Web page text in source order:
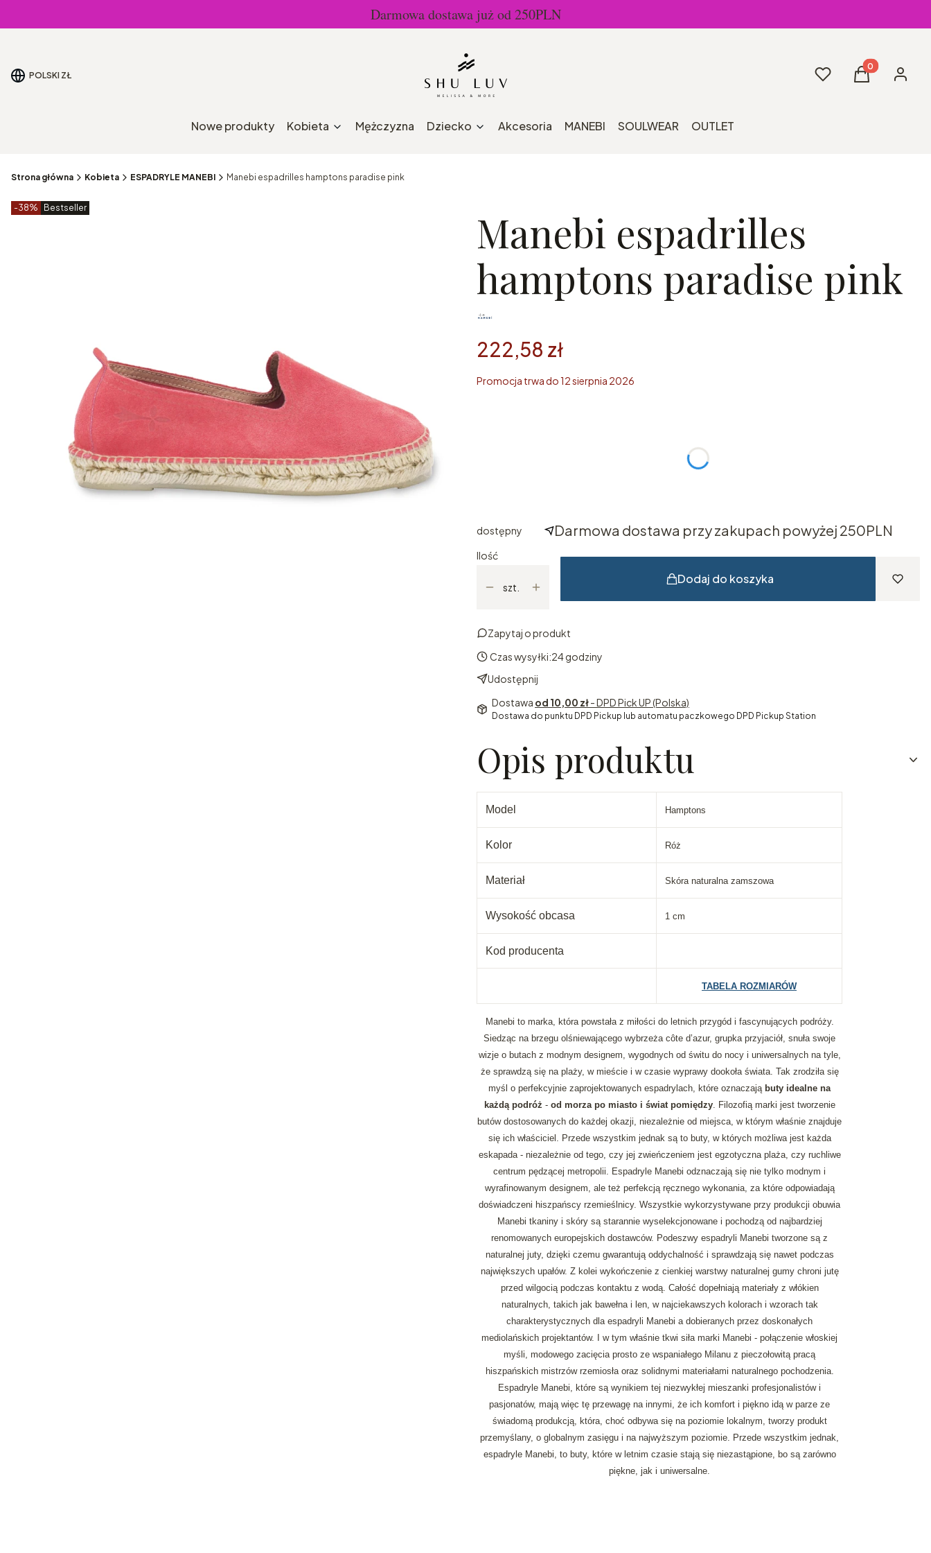
Darmowa dostawa już od 250PLN
POLSKI ZŁ UlubioneProdukty w
Koszyk
Nowe produkty Kobieta Mężczyzna Dziecko Akcesoria MANEBI SOULWEAR OUTLET
Strona główna Kobieta ESPADRYLE MANEBI Manebi espadrilles hamptons paradise pink
Etykiety produktu
-38% zniżki
Bestseller
Manebi espadrilles
hamptons paradise pink
222,58 zł
Promocja trwa do 12 sierpnia 2026
dostępny Darmowa dostawa przy zakupach powyżej 250PLN
Ilość
szt.
Dodaj do koszyka
Zapytaj o produkt
Czas wysyłki:24 godziny
Udostępnij
Dostawa od 10,00 zł- DPD Pick UP (Polska)
Dostawa do punktu DPD Pickup lub automatu paczkowego DPD Pickup Station
Opis produktu
Model Hamptons
Kolor Róż
Materiał Skóra naturalna zamszowa
Wysokość obcasa 1 cm
Kod producenta
TABELA ROZMIARÓW
Manebi to marka, która powstała z miłości do letnich przygód i fascynujących podróży.
Siedząc na brzegu olśniewającego wybrzeża côte d’azur, grupka przyjaciół, snuła swoje
wizje o butach z modnym designem, wygodnych od świtu do nocy i uniwersalnych na tyle,
że sprawdzą się na plaży, w mieście i w czasie wyprawy dookoła świata. Tak zrodziła się
myśl o perfekcyjnie zaprojektowanych espadrylach, które oznaczają buty idealne na
każdą podróż - od morza po miasto i świat pomiędzy. Filozofią marki jest tworzenie
butów dostosowanych do każdej okazji, niezależnie od miejsca, w którym właśnie znajduje
się ich właściciel. Przede wszystkim jednak są to buty, w których możliwa jest każda
eskapada - niezależnie od tego, czy jej zwieńczeniem jest egzotyczna plaża, czy ruchliwe
centrum pędzącej metropolii. Espadryle Manebi odznaczają się nie tylko modnym i
wyrafinowanym designem, ale też perfekcją ręcznego wykonania, za które odpowiadają
doświadczeni hiszpańscy rzemieślnicy. Wszystkie wykorzystywane przy produkcji obuwia
Manebi tkaniny i skóry są starannie wyselekcjonowane i pochodzą od najbardziej
renomowanych europejskich dostawców. Podeszwy espadryli Manebi tworzone są z
naturalnej juty, dzięki czemu gwarantują oddychalność i sprawdzają się nawet podczas
największych upałów. Z kolei wykończenie z cienkiej warstwy naturalnej gumy chroni jutę
przed wilgocią podczas kontaktu z wodą. Całość dopełniają materiały z włókien
naturalnych, takich jak bawełna i len, w najciekawszych kolorach i wzorach tak
charakterystycznych dla espadryli Manebi a dobieranych przez doskonałych
mediolańskich projektantów. I w tym właśnie tkwi siła marki Manebi - połączenie włoskiej
myśli, modowego zacięcia prosto ze wspaniałego Milanu z pieczołowitą pracą
hiszpańskich mistrzów rzemiosła oraz solidnymi materiałami naturalnego pochodzenia.
Espadryle Manebi, które są wynikiem tej niezwykłej mieszanki profesjonalistów i
pasjonatów, mają więc tę przewagę na innymi, że ich komfort i piękno idą w parze ze
świadomą produkcją, która, choć odbywa się na poziomie lokalnym, tworzy produkt
przemyślany, o globalnym zasięgu i na najwyższym poziomie. Przede wszystkim jednak,
espadryle Manebi, to buty, które w letnim czasie stają się niezastąpione, bo są zarówno
piękne, jak i uniwersalne.